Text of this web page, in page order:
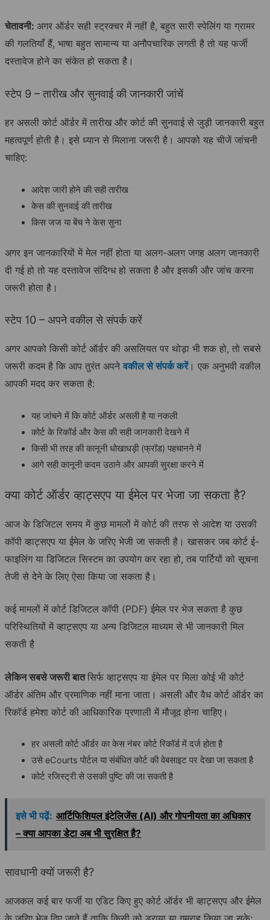
चेतावनी: अगर ऑर्डर सही स्ट्रक्चर में नहीं है, बहुत सारी स्पेलिंग या ग्रामर
की गलतियाँ हैं, भाषा बहुत सामान्य या अनौपचारिक लगती है तो यह फर्जी
दस्तावेज होने का संकेत हो सकता है।
स्टेप 9 – तारीख और सुनवाई की जानकारी जांचें
हर असली कोर्ट ऑर्डर में तारीख और कोर्ट की सुनवाई से जुड़ी जानकारी बहुत
महत्वपूर्ण होती है। इसे ध्यान से मिलाना जरूरी है। आपको यह चीजें जांचनी
चाहिए:
आदेश जारी होने की सही तारीख
केस की सुनवाई की तारीख
किस जज या बेंच ने केस सुना
अगर इन जानकारियों में मेल नहीं होता या अलग-अलग जगह अलग जानकारी
दी गई हो तो यह दस्तावेज संदिग्ध हो सकता है और इसकी और जांच करना
जरूरी होता है।
स्टेप 10 – अपने वकील से संपर्क करें
अगर आपको किसी कोर्ट ऑर्डर की असलियत पर थोड़ा भी शक हो, तो सबसे
जरूरी कदम है कि आप तुरंत अपनेवकील से संपर्क करें। एक अनुभवी वकील
आपकी मदद कर सकता है:
यह जांचने में कि कोर्ट ऑर्डर असली है या नकली
कोर्ट के रिकॉर्ड और केस की सही जानकारी देखने में
किसी भी तरह की कानूनी धोखाधड़ी (फ्रॉड) पहचानने में
आगे सही कानूनी कदम उठाने और आपकी सुरक्षा करने में
क्या कोर्ट ऑर्डर व्हाट्सएप या ईमेल पर भेजा जा सकता है?
आज के डिजिटल समय में कुछ मामलों में कोर्ट की तरफ से आदेश या उसकी
कॉपी व्हाट्सएप या ईमेल के जरिए भेजी जा सकती है। खासकर जब कोर्ट ई-
फाइलिंग या डिजिटल सिस्टम का उपयोग कर रहा हो, तब पार्टियों को सूचना
तेजी से देने के लिए ऐसा किया जा सकता है।
कई मामलों में कोर्ट डिजिटल कॉपी (PDF) ईमेल पर भेज सकता है कुछ
परिस्थितियों में व्हाट्सएप या अन्य डिजिटल माध्यम से भी जानकारी मिल
सकती है
लेकिन सबसे जरूरी बातसिर्फ व्हाट्सएप या ईमेल पर मिला कोई भी कोर्ट
ऑर्डर अंतिम और प्रमाणिक नहीं माना जाता। असली और वैध कोर्ट ऑर्डर का
रिकॉर्ड हमेशा कोर्ट की आधिकारिक प्रणाली में मौजूद होना चाहिए।
हर असली कोर्ट ऑर्डर का केस नंबर कोर्ट रिकॉर्ड में दर्ज होता है
उसे eCourts पोर्टल या संबंधित कोर्ट की वेबसाइट पर देखा जा सकता है
कोर्ट रजिस्ट्री से उसकी पुष्टि की जा सकती है
इसे भी पढ़ें: आर्टिफिशियल इंटेलिजेंस (AI) और गोपनीयता का अधिकार
– क्या आपका डेटा अब भी सुरक्षित है?
सावधानी क्यों जरूरी है?
आजकल कई बार फर्जी या एडिट किए हुए कोर्ट ऑर्डर भी व्हाट्सएप और ईमेल